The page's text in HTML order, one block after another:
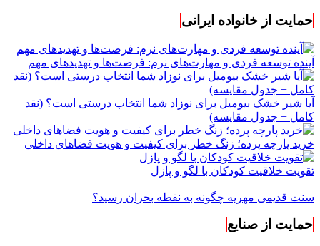
حمایت از خانواده ایرانی
آینده توسعه فردی و مهارت‌های نرم: فرصت‌ها و تهدیدهای مهم
آیا شیر خشک بیومیل برای نوزاد شما انتخاب درستی است؟ (نقد
کامل + جدول مقایسه)
خرید پارچه پرده؛ زنگ خطر برای کیفیت و هویت فضاهای داخلی
تقویت خلاقیت کودکان با لگو و پازل
سنت قدیمی مهریه چگونه به نقطه بحران رسید؟
حمایت از صنایع